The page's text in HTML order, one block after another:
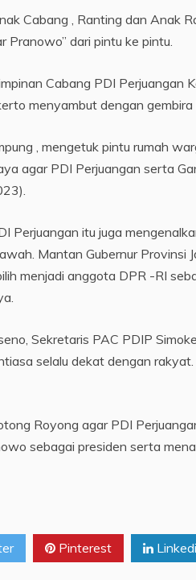
Cabang , Ranting dan Anak
Pranowo” dari pintu ke pintu.
Cabang PDI Perjuangan
menyambut dengan gembira
, mengetuk pintu rumah
agar PDI Perjuangan serta
Perjuangan itu juga
Mantan Gubernur Provinsi
menjadi anggota DPR -RI
Sekretaris PAC PDIP
selalu dekat dengan
Royong agar PDI
sebagai presiden serta
Pinterest